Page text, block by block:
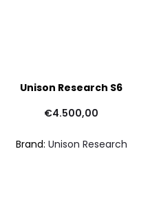
Unison Research S6
€4.500,00
Brand: Unison Research